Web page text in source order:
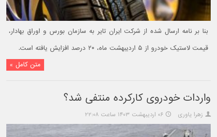
بنا بر نامه ارسال شده از شرکت ایران تایر به سازمان بورس و اوراق بهادار،
قیمت لاستیک خودرو از ۵ اردیبهشت ماه، ۲۰ درصد افزایش یافته است.
متن کامل »
واردات خودروی کارکرده منتفی شد؟
زهرا یاوری ۰۶ اردیبهشت ۱۴۰۳ ساعت ۲۲:۰۸